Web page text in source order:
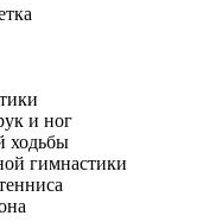
и ног
ходьбы
гимнастики